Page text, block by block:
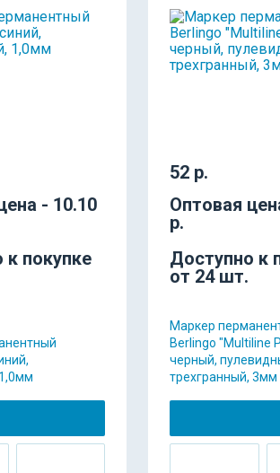
- 10.10
к покупке
52 р.
Оптовая
р.
Доступно к
от 24 шт.
Маркер
Berlingo "Multiline
черный,
трехгранный, 3мм